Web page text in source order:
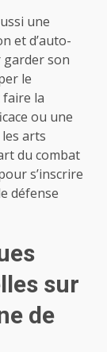
une
et d’auto-
garder son
le
la
ou une
arts
du combat
s’inscrire
défense
sur
de